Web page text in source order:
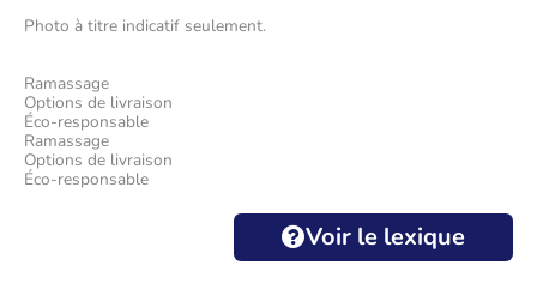
Photo à titre indicatif seulement.
Ramassage
Options de livraison
Éco-responsable
Ramassage
Options de livraison
Éco-responsable
Voir le lexique